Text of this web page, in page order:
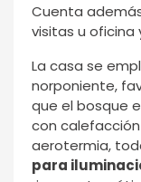
Cuenta
visitas u oficina
La casa se
norponiente,
que el bosque
con
aerotermia,
para